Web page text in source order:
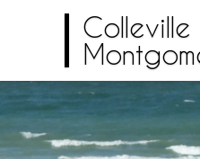
Colleville